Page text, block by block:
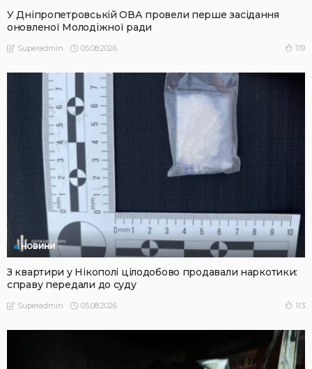
У Дніпропетровській ОВА провели перше засідання
оновленої Молодіжної ради
Superadmin 05.08.2026 119
НОВИНИ
З квартири у Нікополі цілодобово продавали наркотики:
справу передали до суду
Superadmin 05.08.2026 113